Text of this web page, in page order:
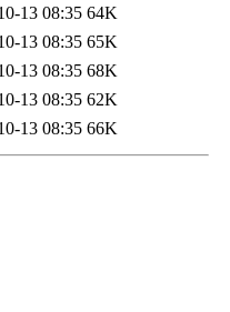
13 08:35 64K
13 08:35 65K
13 08:35 68K
13 08:35 62K
13 08:35 66K